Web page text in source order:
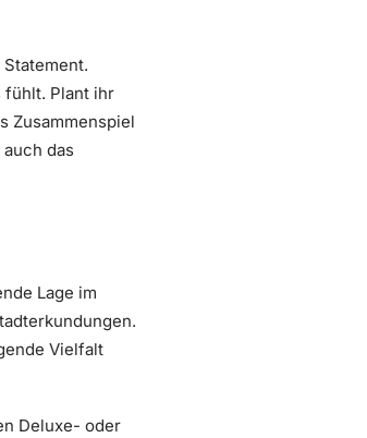
fühlt. Plant ihr
Zusammenspiel
das
Lage im
Vielfalt
Deluxe- oder